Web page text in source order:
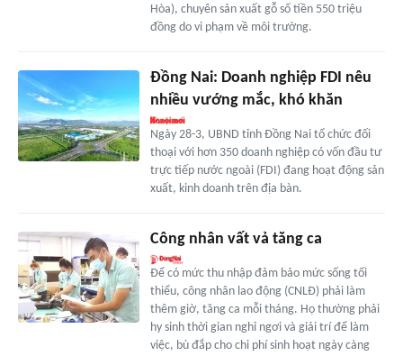
Hòa), chuyên sản xuất gỗ số tiền 550 triệu
đồng do vi phạm về môi trường.
Đồng Nai: Doanh nghiệp FDI nêu
nhiều vướng mắc, khó khăn
Ngày 28-3, UBND tỉnh Đồng Nai tổ chức đối
thoại với hơn 350 doanh nghiệp có vốn đầu tư
trực tiếp nước ngoài (FDI) đang hoạt động sản
xuất, kinh doanh trên địa bàn.
Công nhân vất vả tăng ca
Để có mức thu nhập đảm bảo mức sống tối
thiểu, công nhân lao động (CNLĐ) phải làm
thêm giờ, tăng ca mỗi tháng. Họ thường phải
hy sinh thời gian nghỉ ngơi và giải trí để làm
việc, bù đắp cho chi phí sinh hoạt ngày càng